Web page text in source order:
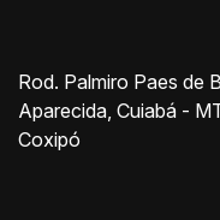
Rod. Palmiro Paes de
Aparecida, Cuiabá -
Coxipó